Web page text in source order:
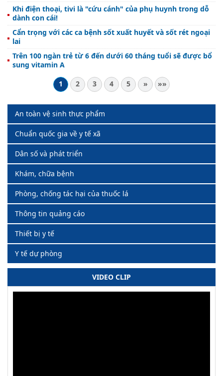
Khi điện thoại, tivi là "cứu cánh" của phụ huynh trong dỗ
dành con cái!
Cẩn trọng với các ca bệnh sốt xuất huyết và sốt rét ngoại
lai
Trên 100 ngàn trẻ từ 6 đến dưới 60 tháng tuổi sẽ được bổ
sung vitamin A
1
2 3 4 5 » »»
An toàn vệ sinh thực phẩm
Chuẩn quốc gia về y tế xã
Dân số và phát triển
Khám, chữa bệnh
Phòng, chống tác hại của thuốc lá
Thông tin quảng cáo
Thiết bị y tế
Y tế dự phòng
VIDEO CLIP